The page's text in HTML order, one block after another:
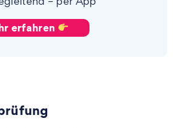
erfahren